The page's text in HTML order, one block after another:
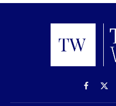
Facebook
X